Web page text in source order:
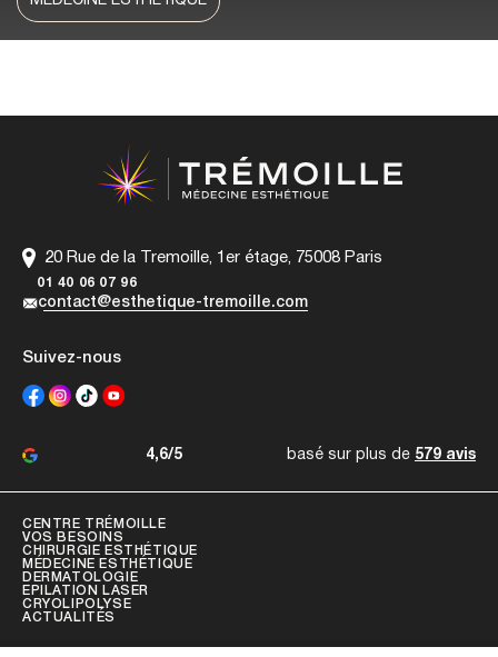
20 Rue de la Tremoille, 1er étage, 75008 Paris
01 40 06 07 96
contact@esthetique-tremoille.com
Suivez-nous
4,6/5 basé sur plus de 579 avis
CENTRE TRÉMOILLE
VOS BESOINS
CHIRURGIE ESTHÉTIQUE
MÉDECINE ESTHÉTIQUE
DERMATOLOGIE
EPILATION LASER
CRYOLIPOLYSE
ACTUALITÉS